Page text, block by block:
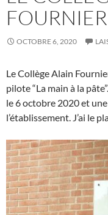
OCTOBRE 6, 2020
Le Collège Alain
pilote “La main à la
le 6 octobre 2020 et
l’établissement. J’ai le